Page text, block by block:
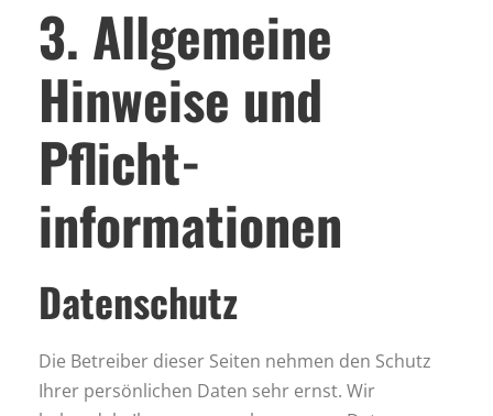
3. Allgemeine
Hinweise und
Pflicht­
informationen
Datenschutz
Die Betreiber dieser Seiten nehmen den Schutz
Ihrer persönlichen Daten sehr ernst. Wir